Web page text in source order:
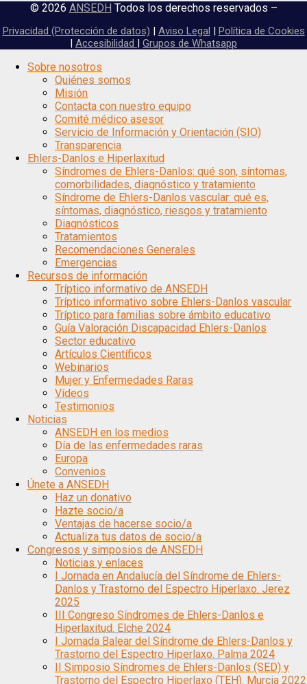
© 2026 ANSEDH Todos los derechos reservados –
Privacidad (Protección de datos) | Aviso Legal | Política de Cookies
| Accesibilidad | Grupos de Whatsapp
Scroll Sobre nosotros
Quiénes somos
Misión
Contacta con nuestro equipo
Comité médico asesor
Servicio de Información y Orientación (SIO)
Transparencia
Ehlers-Danlos e Hiperlaxitud
Síndromes de Ehlers-Danlos: qué son, síntomas,
comorbilidades, diagnóstico y tratamiento
Síndrome de Ehlers-Danlos vascular: qué es,
síntomas, diagnóstico, riesgos y tratamiento
Diagnósticos
Tratamientos
Recomendaciones Generales
Emergencias
Recursos de información
Tríptico informativo de ANSEDH
Tríptico informativo sobre Ehlers-Danlos vascular
Tríptico para familias sobre ámbito educativo
Guía Valoración Discapacidad Ehlers-Danlos
Sector educativo
Artículos Científicos
Webinarios
Mujer y Enfermedades Raras
Vídeos
Testimonios
Noticias
ANSEDH en los medios
Día de las enfermedades raras
Europa
Convenios
Únete a ANSEDH
Haz un donativo
Hazte socio/a
Ventajas de hacerse socio/a
Actualiza tus datos de socio/a
Congresos y simposios de ANSEDH
Noticias y enlaces
I Jornada en Andalucía del Síndrome de Ehlers-
Danlos y Trastorno del Espectro Hiperlaxo. Jerez
2025
III Congreso Síndromes de Ehlers-Danlos e
Hiperlaxitud. Elche 2024
I Jornada Balear del Síndrome de Ehlers-Danlos y
Trastorno del Espectro Hiperlaxo. Palma 2024
II Simposio Síndromes de Ehlers-Danlos (SED) y
Trastorno del Espectro Hiperlaxo (TEH). Murcia 2022